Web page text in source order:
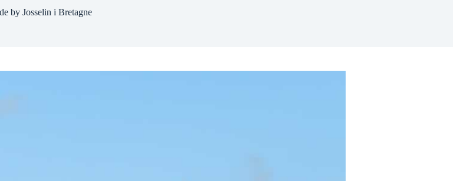
by Josselin i Bretagne